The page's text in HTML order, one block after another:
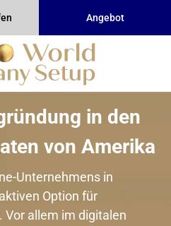
Angebot
in den
von Amerika
Unternehmens in
Option für
allem im digitalen